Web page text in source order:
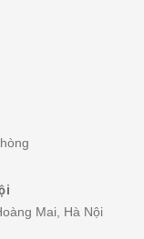
Mai, Hà Nội